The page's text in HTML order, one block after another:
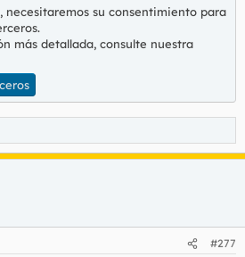
necesitaremos su consentimiento para
más detallada, consulte nuestra
#277